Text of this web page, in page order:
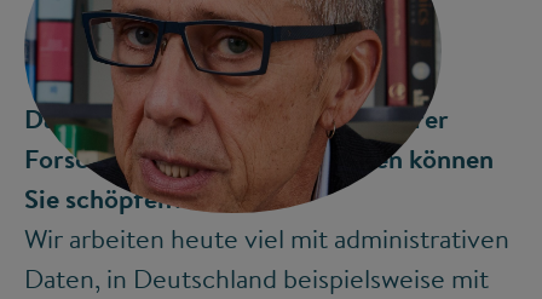
©
Daten sind quasi der Treibstoff Ihrer
Forschung. Aus welchen Quellen können
Sie schöpfen?
Wir arbeiten heute viel mit administrativen
Daten, in Deutschland beispielsweise mit